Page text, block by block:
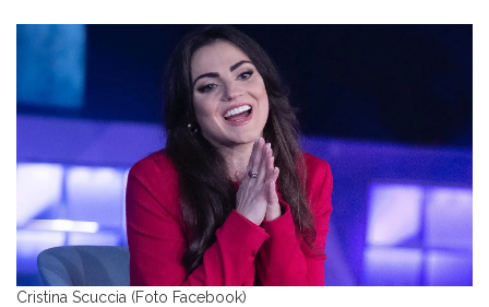
Cristina Scuccia (Foto Facebook)